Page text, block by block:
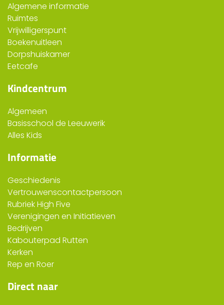
Algemene informatie
Ruimtes
Vrijwilligerspunt
Boekenuitleen
Dorpshuiskamer
Eetcafe
Kindcentrum
Algemeen
Basisschool de Leeuwerik
Alles Kids
Informatie
Geschiedenis
Vertrouwenscontactpersoon
Rubriek High Five
Verenigingen en Initiatieven
Bedrijven
Kabouterpad Rutten
Kerken
Rep en Roer
Direct naar